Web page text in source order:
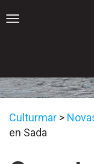
Toggle
Culturmar >
en Sada